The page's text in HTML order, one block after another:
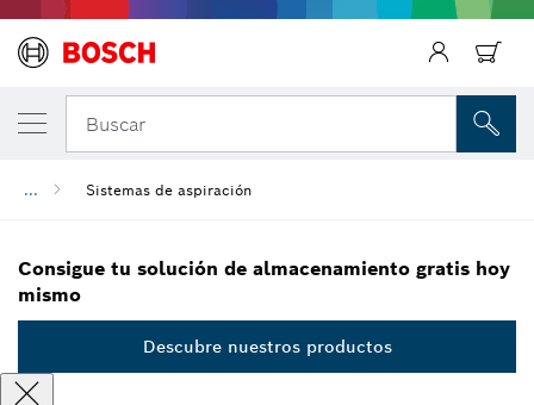
Buscar
... Sistemas de aspiración
Consigue tu solución de almacenamiento gratis hoy
mismo
Descubre nuestros productos